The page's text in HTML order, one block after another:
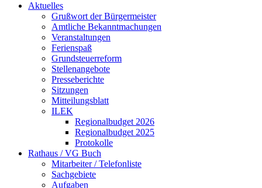
Aktuelles
Grußwort der Bürgermeister
Amtliche Bekanntmachungen
Veranstaltungen
Ferienspaß
Grundsteuerreform
Stellenangebote
Presseberichte
Sitzungen
Mitteilungsblatt
ILEK
Regionalbudget 2026
Regionalbudget 2025
Protokolle
Rathaus / VG Buch
Mitarbeiter / Telefonliste
Sachgebiete
Aufgaben